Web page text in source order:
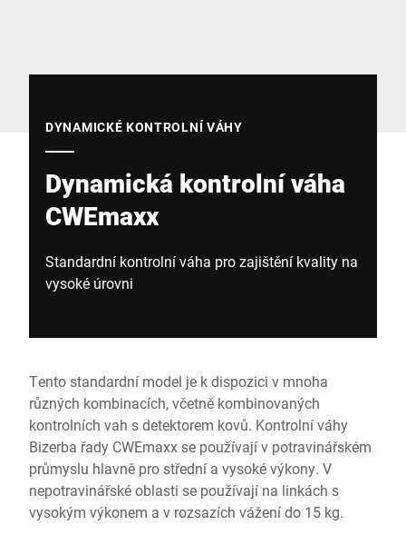
DYNAMICKÉ KONTROLNÍ VÁHY
Dynamická kontrolní váha
CWEmaxx
Standardní kontrolní váha pro zajištění kvality na
vysoké úrovni
Tento standardní model je k dispozici v mnoha
různých kombinacích, včetně kombinovaných
kontrolních vah s detektorem kovů. Kontrolní váhy
Bizerba řady CWEmaxx se používají v potravinářském
průmyslu hlavně pro střední a vysoké výkony. V
nepotravinářské oblasti se používají na linkách s
vysokým výkonem a v rozsazích vážení do 15 kg.